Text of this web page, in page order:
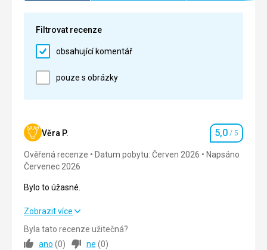
Cena
Strava
Strava výborná a velký výběr.
Služby
Recepční příjemná a usměvavá ,jako personál v
restauraci.Velika pochvala pro všechny.
Filtrovat recenze
obsahující komentář
pouze s obrázky
Věra P. Hodnocení
5,0 / 5
Ověřená recenze Datum pobytu: Červen 2026
Napsáno
Červenec 2026
Bylo to úžasné.
Bylo to úžasné.
Strava
Zobrazit více
Byla tato recenze užitečná?
ano (0) ne (0)